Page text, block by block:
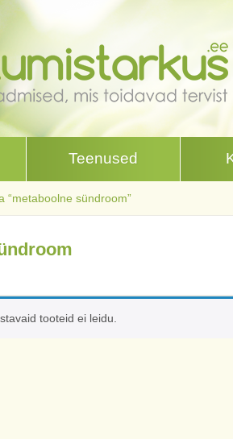
Teenused
“metaboolne sündroom”
tooteid ei leidu.